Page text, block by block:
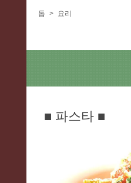
톱 요리
■ 파스타 ■